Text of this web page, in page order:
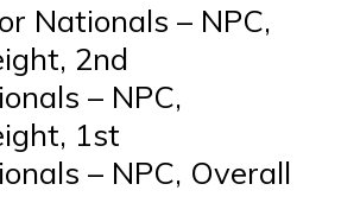
Nationals – NPC,
2nd
– NPC,
1st
– NPC, Overall